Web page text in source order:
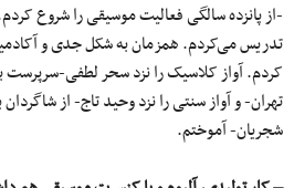
-از پانزده سالگی فعالیت موسیقی را شروع
تدریس می‌کردم. همزمان به شکل جدی و
کردم. آواز کلاسیک را نزد سحر لطفی-
تهران- و آواز سنتی را نزد وحید تاج- از
شجریان- آموختم.